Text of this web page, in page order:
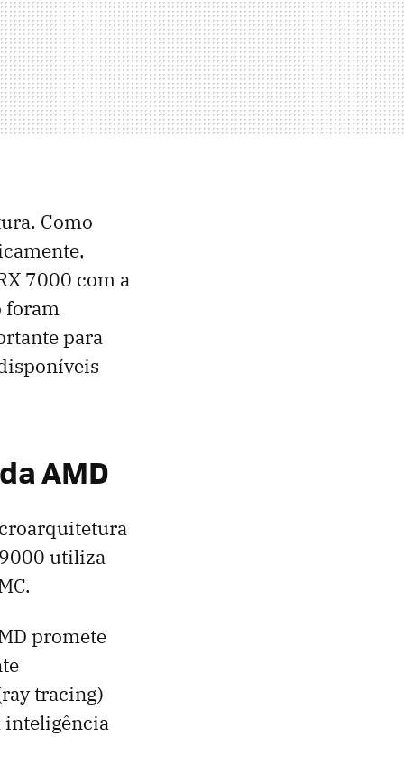
Como
7000 com a
foram
para
AMD
9000 utiliza
promete
tracing)
inteligência